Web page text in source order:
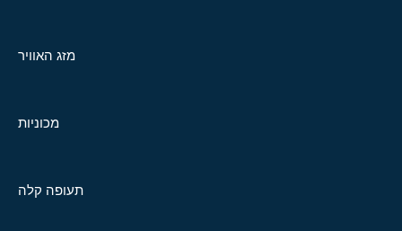
מזג האוויר
מכוניות
תעופה קלה